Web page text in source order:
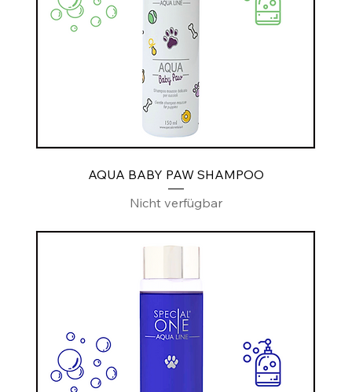
AQUA BABY PAW SHAMPOO
Nicht verfügbar